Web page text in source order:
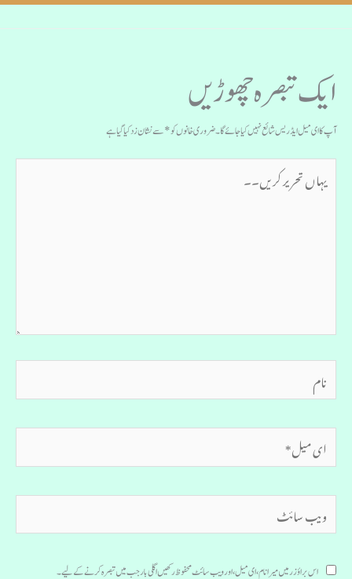
ایک تبصرہ چھوڑیں
آپ کا ای میل ایڈریس شائع نہیں کیا جائے گا۔ضروری خانوں کو*سے نشان زد کیا گیا ہے
تحریر
میل*
سائٹ
اس براؤزر میں میرا نام، ای میل، اور ویب سائٹ محفوظ رکھیں اگلی بار جب میں تبصرہ کرنے کےلیے۔